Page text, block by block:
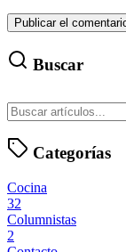
Buscar
Categorías
Cocina
32
Columnistas
2